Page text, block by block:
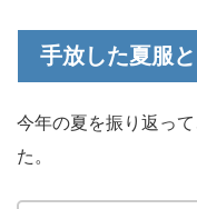
手放した夏服
今年の夏を振り返っ
た。